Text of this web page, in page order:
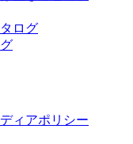
ログ
ィアポリシー